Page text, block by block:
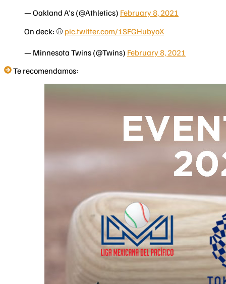
— Oakland A's (@Athletics) February 8, 2021
On deck: ⚾️ pic.twitter.com/1SFGHubyoX
— Minnesota Twins (@Twins) February 8, 2021
Te recomendamos: